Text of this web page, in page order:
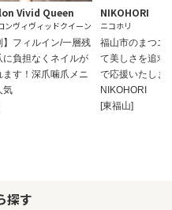
Vivid Queen
ンヴィヴィッドクイーン
】フィルイン/一層残
に負担なくネイルが
ます！深爪噛爪メニ
気
NIKOHORI
ニコホリ
福山市のまつエ
て美しさを追求
で応援いたしま
NIKOHORI
[東福山]
探す